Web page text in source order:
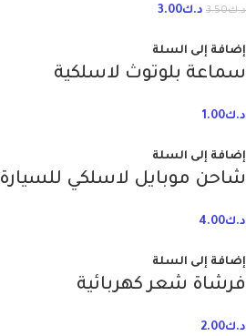
د.ك3.50 د.ك3.00
إضافة إلى السلة
سماعة بلوتوث لاسلكية
د.ك1.00
إضافة إلى السلة
شاحن موبايل لاسلكي للسيارة
د.ك4.00
إضافة إلى السلة
فرشاة شعر كهربائية
د.ك2.00